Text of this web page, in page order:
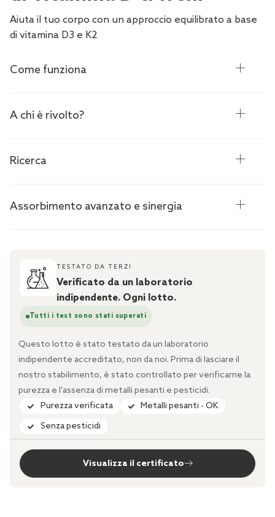
Aiuta il tuo corpo con un approccio equilibrato a base
di vitamina D3 e K2
Come funziona
A chi è rivolto?
Ricerca
Assorbimento avanzato e sinergia
TESTATO DA TERZI
Verificato da un laboratorio
indipendente. Ogni lotto.
Tutti i test sono stati superati
Questo lotto è stato testato da un laboratorio
indipendente accreditato, non da noi. Prima di lasciare il
nostro stabilimento, è stato controllato per verificarne la
purezza e l'assenza di metalli pesanti e pesticidi.
Purezza verificata
Metalli pesanti - OK
Senza pesticidi
Visualizza il certificato